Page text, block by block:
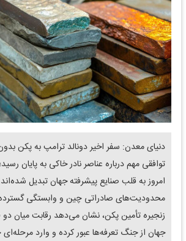
دنیای معدن: سفر اخیر دونالد ترامپ به پکن
توافقی مهم درباره عناصر نادر خاکی به پایان
امروز به قلب صنایع پیشرفته جهان تبدیل
محدودیت‌های صادراتی چین و وابستگی گسترده
زنجیره تأمین پکن، نشان می‌دهد رقابت میان
جهان از جنگ تعرفه‌ها عبور کرده و وارد